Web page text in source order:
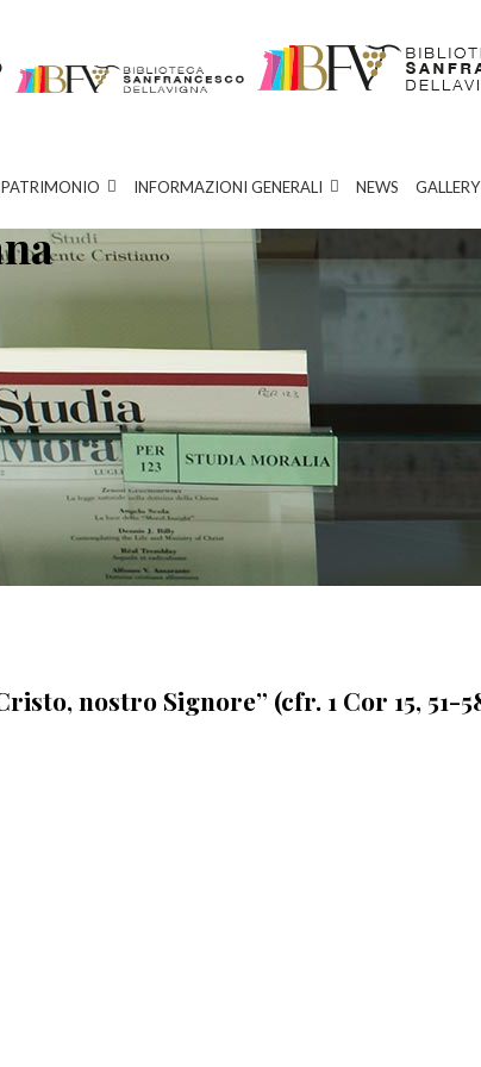
PATRIMONIO INFORMAZIONI GENERALI NEWS GALLERY
nostro Signore” (cfr. 1 Cor 15, 51-